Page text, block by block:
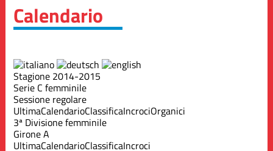
Calendario
Stagione 2014-2015
Serie C femminile
Sessione regolare
UltimaCalendarioClassificaIncrociOrganici
3ª Divisione femminile
Girone A
UltimaCalendarioClassificaIncroci